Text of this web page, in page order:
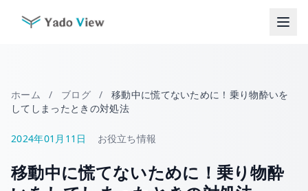
ホーム / ブログ /
移動中に慌てないために！乗り物酔いを
してしまったときの対処法
2024年01月11日 お役立ち情報
移動中に慌てないために！乗り物酔